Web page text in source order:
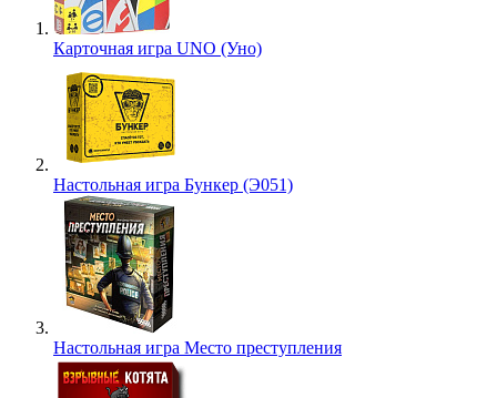
Карточная игра UNO (Уно)
Настольная игра Бункер (Э051)
Настольная игра Место преступления